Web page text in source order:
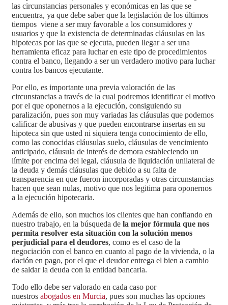
las circunstancias personales y económicas en las que se
encuentra, ya que debe saber que la legislación de los últimos
tiempos viene a ser muy favorable a los consumidores y
usuarios y que la existencia de determinadas cláusulas en las
hipotecas por las que se ejecuta, pueden llegar a ser una
herramienta eficaz para luchar en este tipo de procedimientos
contra el banco, llegando a ser un verdadero motivo para luchar
contra los bancos ejecutante.
Por ello, es importante una previa valoración de las
circunstancias a través de la cual podremos identificar el motivo
por el que oponernos a la ejecución, consiguiendo su
paralización, pues son muy variadas las cláusulas que podemos
calificar de abusivas y que pueden encontrarse insertas en su
hipoteca sin que usted ni siquiera tenga conocimiento de ello,
como las conocidas cláusulas suelo, cláusulas de vencimiento
anticipado, cláusula de interés de demora estableciendo un
límite por encima del legal, cláusula de liquidación unilateral de
la deuda y demás cláusulas que debido a su falta de
transparencia en que fueron incorporadas y otras circunstancias
hacen que sean nulas, motivo que nos legitima para oponernos
a la ejecución hipotecaria.
Además de ello, son muchos los clientes que han confiando en
nuestro trabajo, en la búsqueda de la mejor fórmula que nos
permita resolver esta situación con la solución menos
perjudicial para el deudores, como es el caso de la
negociación con el banco en cuanto al pago de la vivienda, o la
dación en pago, por el que el deudor entrega el bien a cambio
de saldar la deuda con la entidad bancaria.
Todo ello debe ser valorado en cada caso por
nuestros abogados en Murcia, pues son muchas las opciones